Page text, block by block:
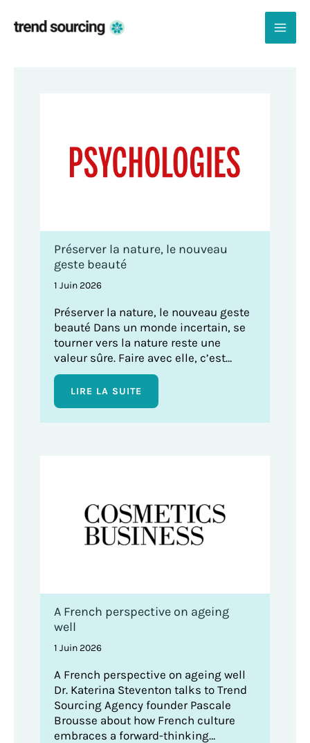
Dans les médias
Préserver la nature, le nouveau
geste beauté
1 Juin 2026
Préserver la nature, le nouveau geste
beauté Dans un monde incertain, se
tourner vers la nature reste une
valeur sûre. Faire avec elle, c’est…
LIRE LA SUITE
A French perspective on ageing
well
1 Juin 2026
A French perspective on ageing well
Dr. Katerina Steventon talks to Trend
Sourcing Agency founder Pascale
Brousse about how French culture
embraces a forward-thinking…